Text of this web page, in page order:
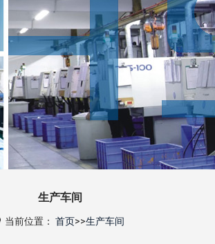
生产车间
当前位置：首页>>生产车间